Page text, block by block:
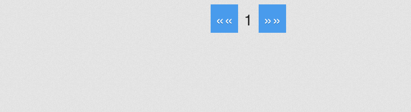
«« 1 »»